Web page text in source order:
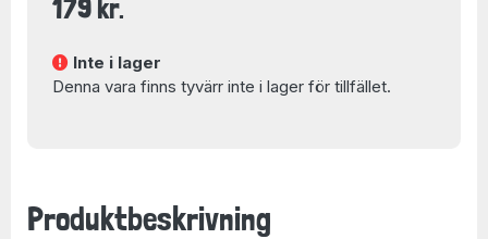
179 kr.
Inte i lager
Denna vara finns tyvärr inte i lager för tillfället.
Produktbeskrivning